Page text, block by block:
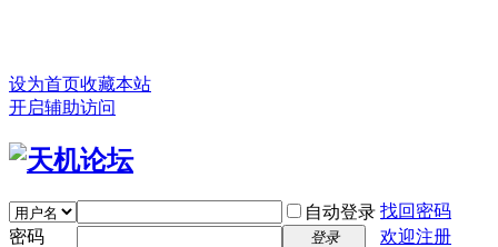
设为首页收藏本站
开启辅助访问
自动登录 找回密码
密码
登录 欢迎注册